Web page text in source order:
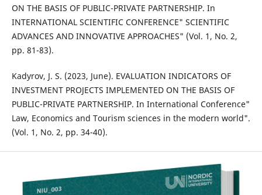
ON THE BASIS OF PUBLIC-PRIVATE PARTNERSHIP. In
INTERNATIONAL SCIENTIFIC CONFERENCE" SCIENTIFIC
ADVANCES AND INNOVATIVE APPROACHES" (Vol. 1, No. 2,
pp. 81-83).
Kadyrov, J. S. (2023, June). EVALUATION INDICATORS OF
INVESTMENT PROJECTS IMPLEMENTED ON THE BASIS OF
PUBLIC-PRIVATE PARTNERSHIP. In International Conference"
Law, Economics and Tourism sciences in the modern world".
(Vol. 1, No. 2, pp. 34-40).